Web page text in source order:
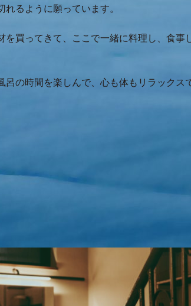
れるように願っています。
を買ってきて、ここで一緒に料理し、食事
呂の時間を楽しんで、心も体もリラックス